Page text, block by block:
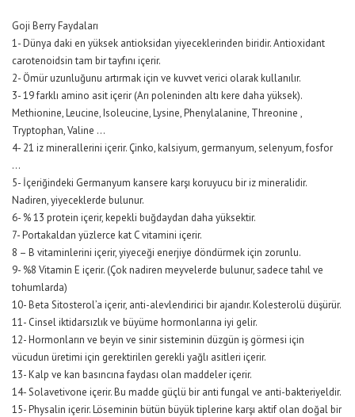
Goji Berry Faydaları
1- Dünya daki en yüksek antioksidan yiyeceklerinden biridir. Antioxidant
carotenoidsin tam bir tayfını içerir.
2- Ömür uzunluğunu artırmak için ve kuvvet verici olarak kullanılır.
3- 19 farklı amino asit içerir (Arı poleninden altı kere daha yüksek).
Methionine, Leucine, Isoleucine, Lysine, Phenylalanine, Threonine ,
Tryptophan, Valine …
4- 21 iz minerallerini içerir. Çinko, kalsiyum, germanyum, selenyum, fosfor
…
5- İçeriğindeki Germanyum kansere karşı koruyucu bir iz mineralidir.
Nadiren, yiyeceklerde bulunur.
6- % 13 protein içerir, kepekli buğdaydan daha yüksektir.
7- Portakaldan yüzlerce kat C vitamini içerir.
8 – B vitaminlerini içerir, yiyeceği enerjiye döndürmek için zorunlu.
9- %8 Vitamin E içerir. (Çok nadiren meyvelerde bulunur, sadece tahıl ve
tohumlarda)
10- Beta Sitosterol’a içerir, anti-alevlendirici bir ajandır. Kolesterolü düşürür.
11- Cinsel iktidarsızlık ve büyüme hormonlarına iyi gelir.
12- Hormonların ve beyin ve sinir sisteminin düzgün iş görmesi için
vücudun üretimi için gerektirilen gerekli yağlı asitleri içerir.
13- Kalp ve kan basıncına faydası olan maddeler içerir.
14- Solavetivone içerir. Bu madde güçlü bir anti fungal ve anti-bakteriyeldir.
15- Physalin içerir. Löseminin bütün büyük tiplerine karşı aktif olan doğal bir